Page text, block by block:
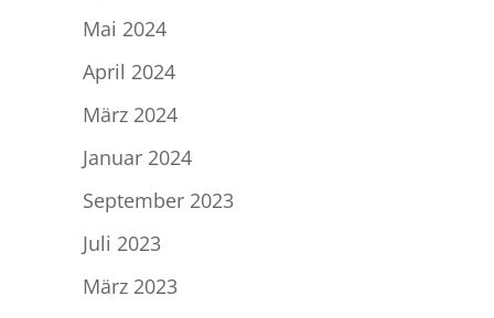
Mai 2024
April 2024
März 2024
Januar 2024
September 2023
Juli 2023
März 2023